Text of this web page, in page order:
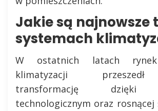
Jakie są najnowsze
systemach
W ostatnich latach rynek
klimatyzacji
transformację dzięki
technologicznym oraz rosnącej